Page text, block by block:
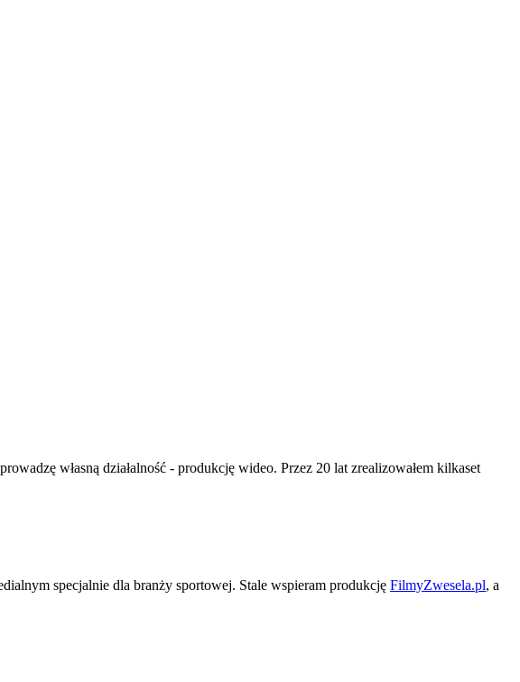
własną działalność - produkcję wideo. Przez 20 lat zrealizowałem kilkaset
specjalnie dla branży sportowej. Stale wspieram produkcję FilmyZwesela.pl, a